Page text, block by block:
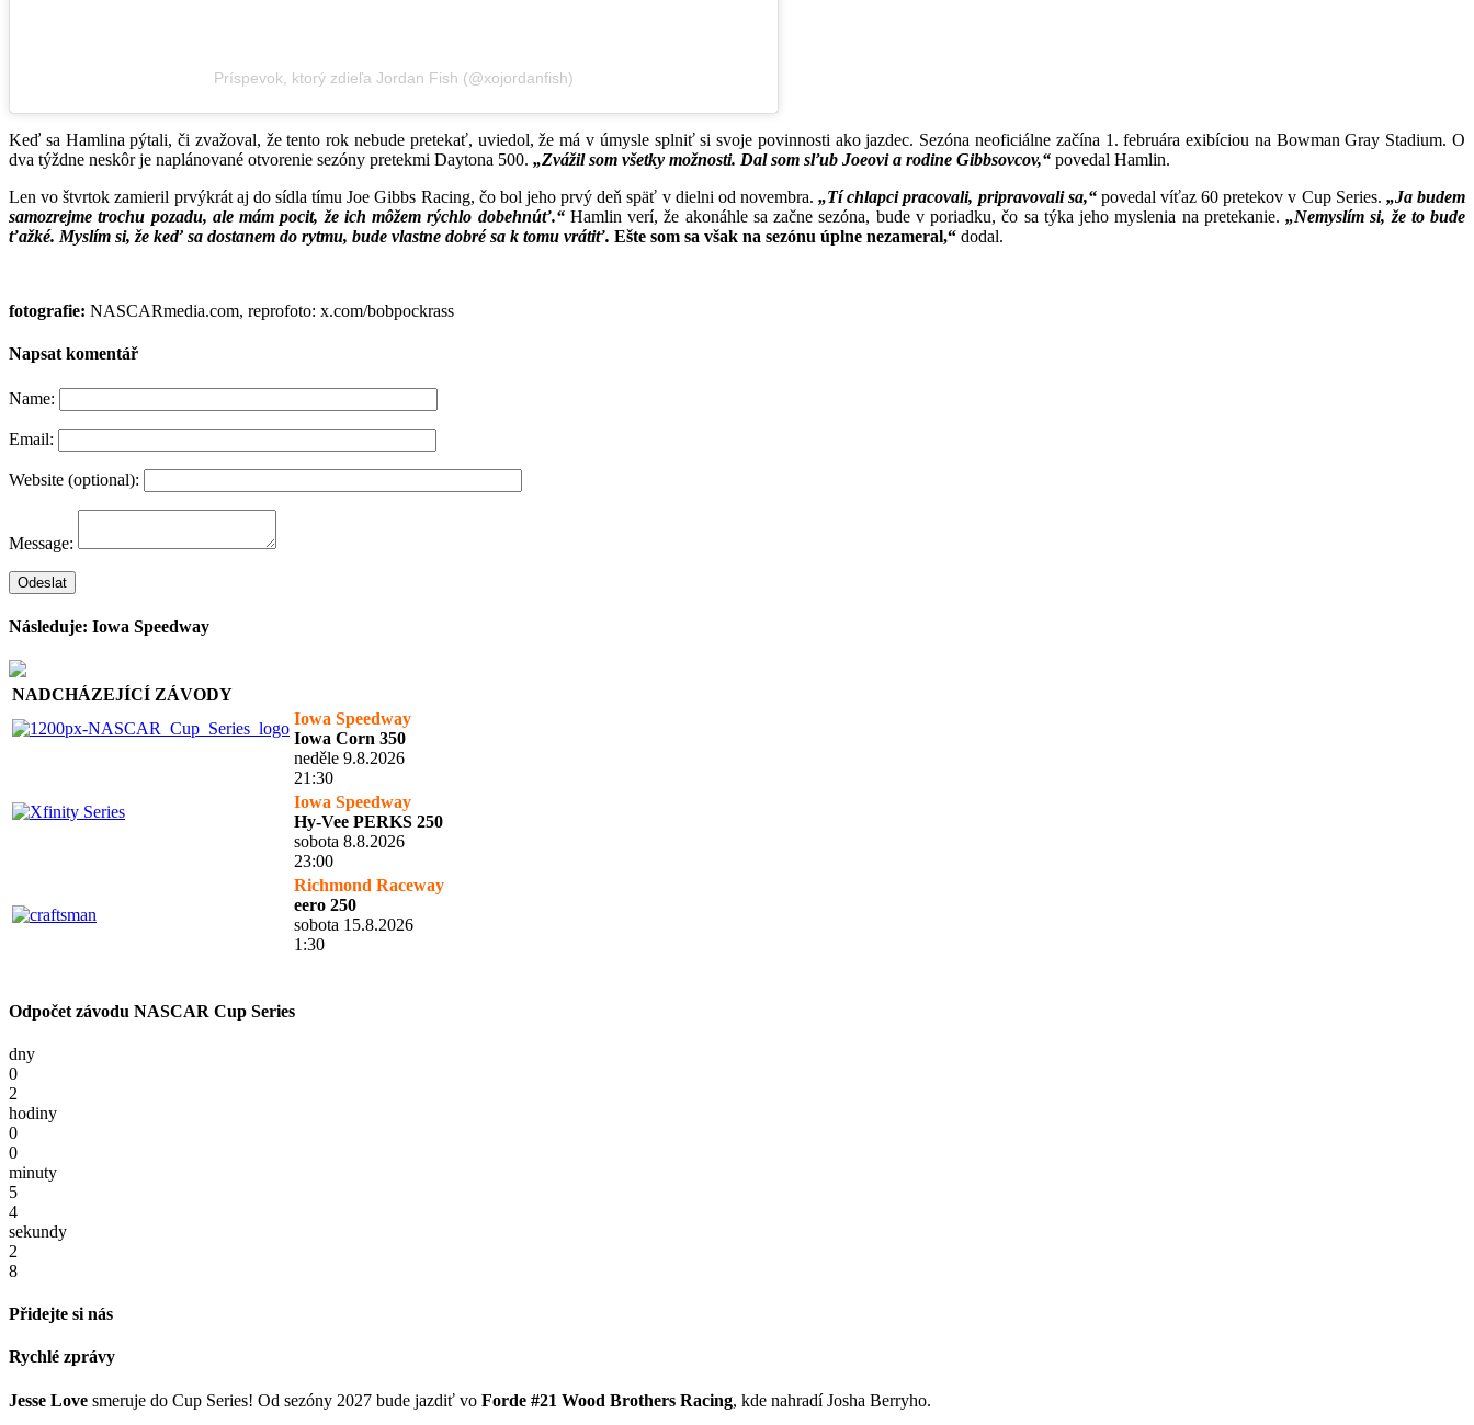
Príspevok, ktorý zdieľa Jordan Fish (@xojordanfish)
Keď sa Hamlina pýtali, či zvažoval, že tento rok nebude pretekať, uviedol, že má v úmysle splniť si svoje povinnosti ako jazdec. Sezóna neoficiálne začína 1. februára exibíciou na Bowman Gray Stadium. O
dva týždne neskôr je naplánované otvorenie sezóny pretekmi Daytona 500. „Zvážil som všetky možnosti. Dal som sľub Joeovi a rodine Gibbsovcov,“ povedal Hamlin.
Len vo štvrtok zamieril prvýkrát aj do sídla tímu Joe Gibbs Racing, čo bol jeho prvý deň späť v dielni od novembra.„Tí chlapci pracovali, pripravovali sa,“povedal víťaz 60 pretekov v Cup Series. „Ja budem
samozrejme trochu pozadu, ale mám pocit, že ich môžem rýchlo dobehnúť.“ Hamlin verí, že akonáhle sa začne sezóna, bude v poriadku, čo sa týka jeho myslenia na pretekanie. „Nemyslím si, že to bude
ťažké. Myslím si, že keď sa dostanem do rytmu, bude vlastne dobré sa k tomu vrátiť. Ešte som sa však na sezónu úplne nezameral,“ dodal.
fotografie: NASCARmedia.com, reprofoto: x.com/bobpockrass
Napsat komentář
Name:
Email:
Website (optional):
Message:
Následuje: Iowa Speedway
NADCHÁZEJÍCÍ ZÁVODY
Iowa Speedway
Iowa Corn 350
neděle 9.8.2026
21:30
Iowa Speedway
Hy-Vee PERKS 250
sobota 8.8.2026
23:00
Richmond Raceway
eero 250
sobota 15.8.2026
1:30
Odpočet závodu NASCAR Cup Series
dny
0
2
hodiny
0
0
minuty
5
4
sekundy
2
8
Přidejte si nás
Rychlé zprávy
Jesse Love smeruje do Cup Series! Od sezóny 2027 bude jazdiť vo Forde #21 Wood Brothers Racing, kde nahradí Josha Berryho.